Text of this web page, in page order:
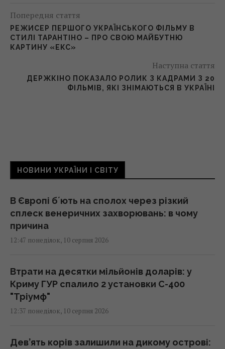
Попередня стаття
РЕЖИСЕР ПЕРШОГО УКРАЇНСЬКОГО ФІЛЬМУ В
СТИЛІ ТАРАНТІНО – ПРО СВОЮ МАЙБУТНЮ
КАРТИНУ «ЕКС»
Наступна стаття
ДЕРЖКІНО ПОКАЗАЛО РОЛИК З КАДРАМИ З 20
ФІЛЬМІВ, ЯКІ ЗНІМАЮТЬСЯ В УКРАЇНІ
НОВИНИ УКРАЇНИ І СВІТУ
В Європі бʼють на сполох через різкий
сплеск венеричних захворювань: в чому
причина
12:47 понеділок, 10 серпня 2026
Втрати на десятки мільйонів доларів: у
Криму ГУР спалило 2 установки С-400
"Тріумф"
12:37 понеділок, 10 серпня 2026
Дев’ять корів залишили на дикому острові: